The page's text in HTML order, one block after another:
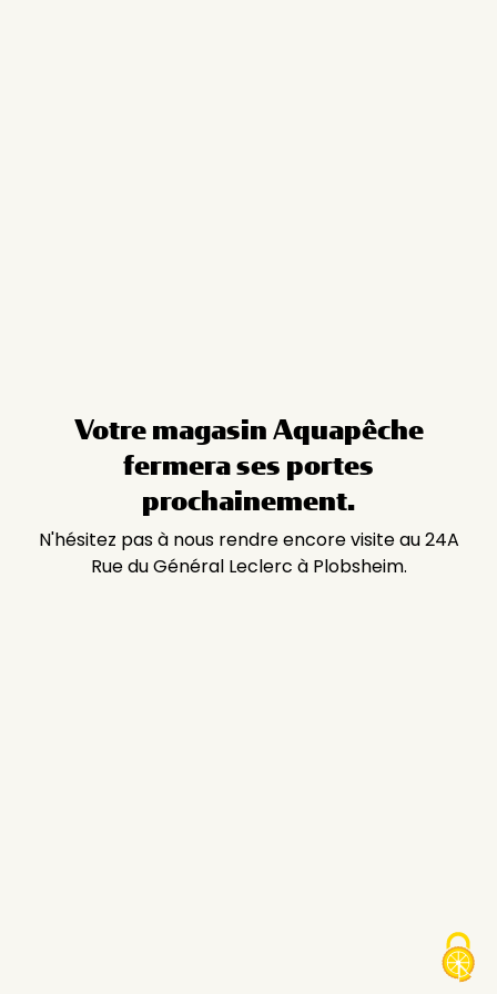
Votre magasin Aquapêche
fermera ses portes
prochainement.
N'hésitez pas à nous rendre encore visite au 24A
Rue du Général Leclerc à Plobsheim.